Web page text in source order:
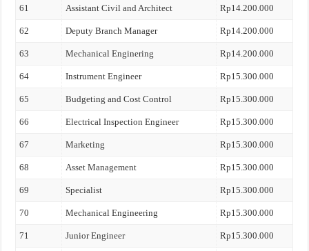
61 Assistant Civil and Architect Rp14.200.000
62 Deputy Branch Manager Rp14.200.000
63 Mechanical Enginering Rp14.200.000
64 Instrument Engineer Rp15.300.000
65 Budgeting and Cost Control Rp15.300.000
66 Electrical Inspection Engineer Rp15.300.000
67 Marketing Rp15.300.000
68 Asset Management Rp15.300.000
69 Specialist Rp15.300.000
70 Mechanical Engineering Rp15.300.000
71 Junior Engineer Rp15.300.000